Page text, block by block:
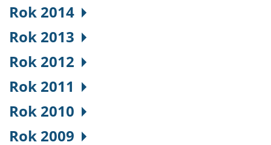
Rok 2014
Rok 2013
Rok 2012
Rok 2011
Rok 2010
Rok 2009